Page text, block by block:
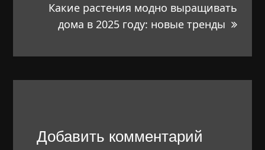
Какие растения модно выращивать
дома в 2025 году: новые тренды
Добавить комментарий